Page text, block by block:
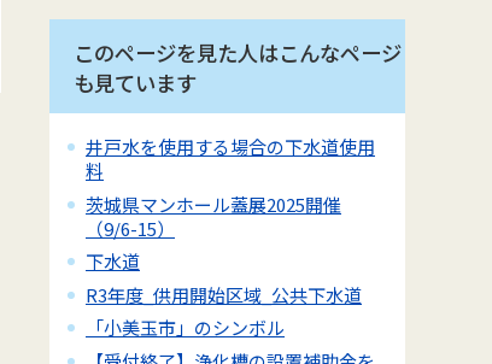
このページを見た人はこんなページ
も見ています
井戸水を使用する場合の下水道使用
料
茨城県マンホール蓋展2025開催
（9/6-15）
下水道
R3年度_供用開始区域_公共下水道
「小美玉市」のシンボル